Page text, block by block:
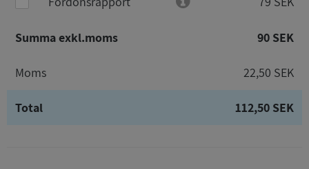
Summa exkl.moms 90 SEK
Moms 22,50 SEK
Total 112,50 SEK